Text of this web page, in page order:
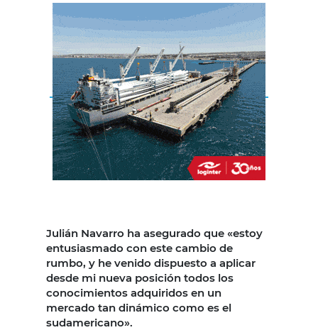
Julián Navarro ha asegurado que «estoy
entusiasmado con este cambio de
rumbo, y he venido dispuesto a aplicar
desde mi nueva posición todos los
conocimientos adquiridos en un
mercado tan dinámico como es el
sudamericano».